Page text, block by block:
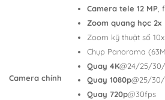
Camera chính
Camera tele 12 MP,
Zoom quang học 2x
Zoom kỹ thuật số 10x
Chụp Panorama
Quay 4K@24/25/
Quay 1080p@25/
Quay 720p@30fps